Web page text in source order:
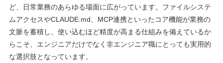
ど、日常業務のあらゆる場面に広がっています。ファイルシステ
ムアクセスやCLAUDE.md、MCP連携といったコア機能が業務の
文脈を蓄積し、使い込むほど精度が高まる仕組みを備えているか
らこそ、エンジニアだけでなく非エンジニア職にとっても実用的
な選択肢となっています。